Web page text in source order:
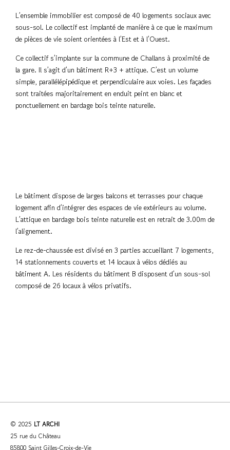
L’ensemble immobilier est composé de 40 logements sociaux avec
sous-sol. Le collectif est implanté de manière à ce que le maximum
de pièces de vie soient orientées à l’Est et à l’Ouest.
Ce collectif s’implante sur la commune de Challans à proximité de
la gare. Il s’agit d’un bâtiment R+3 + attique. C’est un volume
simple, parallélépipédique et perpendiculaire aux voies. Les façades
sont traitées majoritairement en enduit peint en blanc et
ponctuellement en bardage bois teinte naturelle.
Le bâtiment dispose de larges balcons et terrasses pour chaque
logement afin d’intégrer des espaces de vie extérieurs au volume.
L’attique en bardage bois teinte naturelle est en retrait de 3.00m de
l’alignement.
Le rez-de-chaussée est divisé en 3 parties accueillant 7 logements,
14 stationnements couverts et 14 locaux à vélos dédiés au
bâtiment A. Les résidents du bâtiment B disposent d’un sous-sol
composé de 26 locaux à vélos privatifs.
© 2025 LT ARCHI
25 rue du Château
85800 Saint Gilles-Croix-de-Vie